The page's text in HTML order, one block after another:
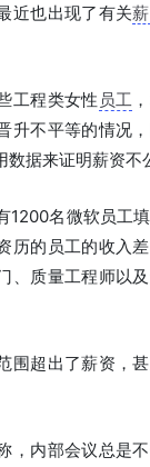
近也出现了有关
工程类女性 员工
升不平等的情况
据来证明薪资不
1200名微软员工
历的员工的收入
、质量工程师以
围超出了薪资，
，内部会议总是